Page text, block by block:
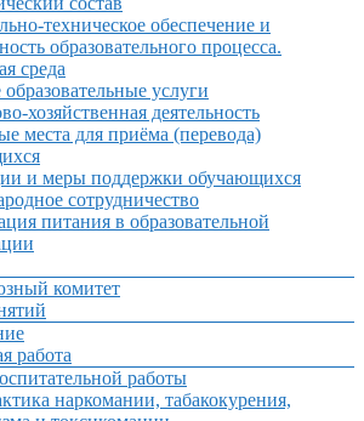
техническое обеспечение и
образовательного процесса.
среда
услуги
хозяйственная деятельность
места для приёма (перевода)
и меры поддержки обучающихся
сотрудничество
питания в образовательной
комитет
работа
работы
наркомании, табакокурения,